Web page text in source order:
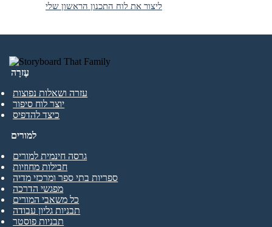
ליצור את לוח התכנון הראשון שלי
עֶזרָה
עזרה ושאלות נפוצות
יוצר לוח סיפור
כיצד להדפיס
למורים
גרסה חינמית למורים
חבילות מחוזיות
ספריות בתי ספר ומרכזי מדיה
מפגשי הדרכה
כל משאבי המורים
תבניות גליון עבודה
תבניות פוסטר